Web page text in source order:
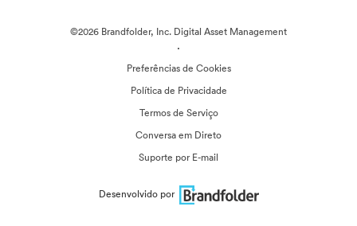
©2026 Brandfolder, Inc. Digital Asset Management
·
Preferências de Cookies
Política de Privacidade
Termos de Serviço
Conversa em Direto
Suporte por E-mail
Desenvolvido por